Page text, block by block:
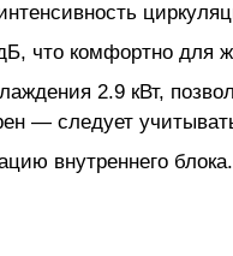
дБ, что комфортно
2.9 кВт,
— следует
внутреннего блока.